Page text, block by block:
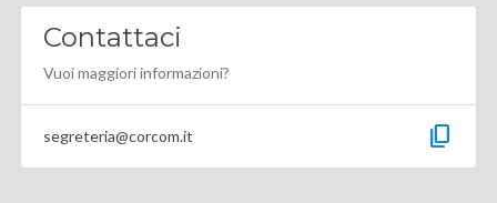
Contattaci
Vuoi maggiori informazioni?
segreteria@corcom.it content_copy